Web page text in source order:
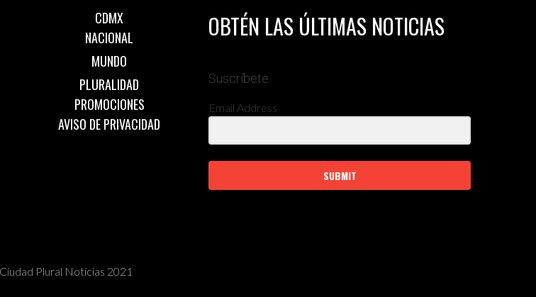
CDMX
NACIONAL
MUNDO
PLURALIDAD
PROMOCIONES
AVISO DE PRIVACIDAD
OBTÉN LAS ÚLTIMAS NOTICIAS
Suscríbete
Email Address
SUBMIT
Plural Noticias 2021